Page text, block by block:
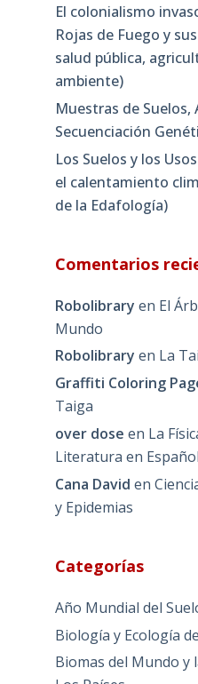
El colonialismo
Rojas de Fuego y
salud pública,
ambiente)
Muestras de Suelos,
Secuenciación
Los Suelos y los
el calentamiento
de la Edafología)
Comentarios
Robolibrary en El
Mundo
Robolibrary en La
Graffiti Coloring
Taiga
over dose en La
Literatura en Español
Cana David en
y Epidemias
Categorías
Año Mundial del
Biología y Ecología
Biomas del Mundo y